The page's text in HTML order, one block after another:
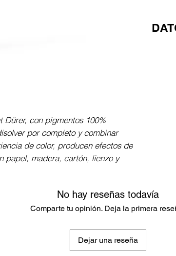
Dürer, con pigmentos 100%
por completo y combinar
de color, producen efectos de
papel, madera, cartón, lienzo y
No hay reseñas todavía
Comparte tu opinión. Deja la primera
Dejar una reseña